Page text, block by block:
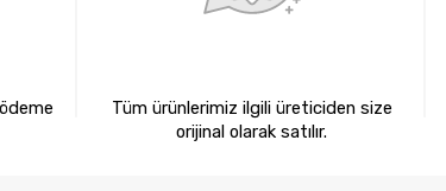
Tüm ürünlerimiz ilgili üreticiden size
orijinal olarak satılır.